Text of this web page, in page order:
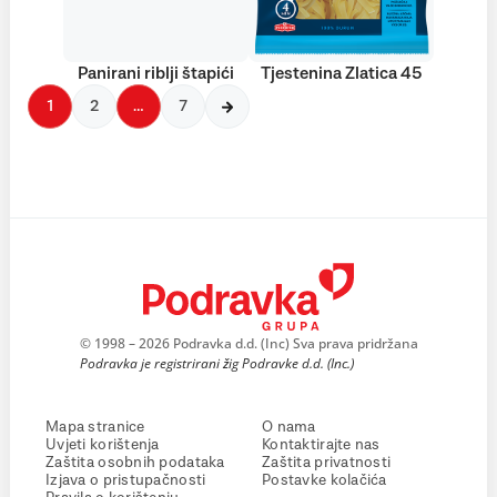
Panirani riblji štapići Tjestenina Zlatica 45
1 2 … 7
© 1998 – 2026 Podravka d.d. (Inc) Sva prava pridržana
Podravka je registrirani žig Podravke d.d. (Inc.)
Mapa stranice
Uvjeti korištenja
Zaštita osobnih podataka
Izjava o pristupačnosti
O nama
Kontaktirajte nas
Zaštita privatnosti
Postavke kolačića